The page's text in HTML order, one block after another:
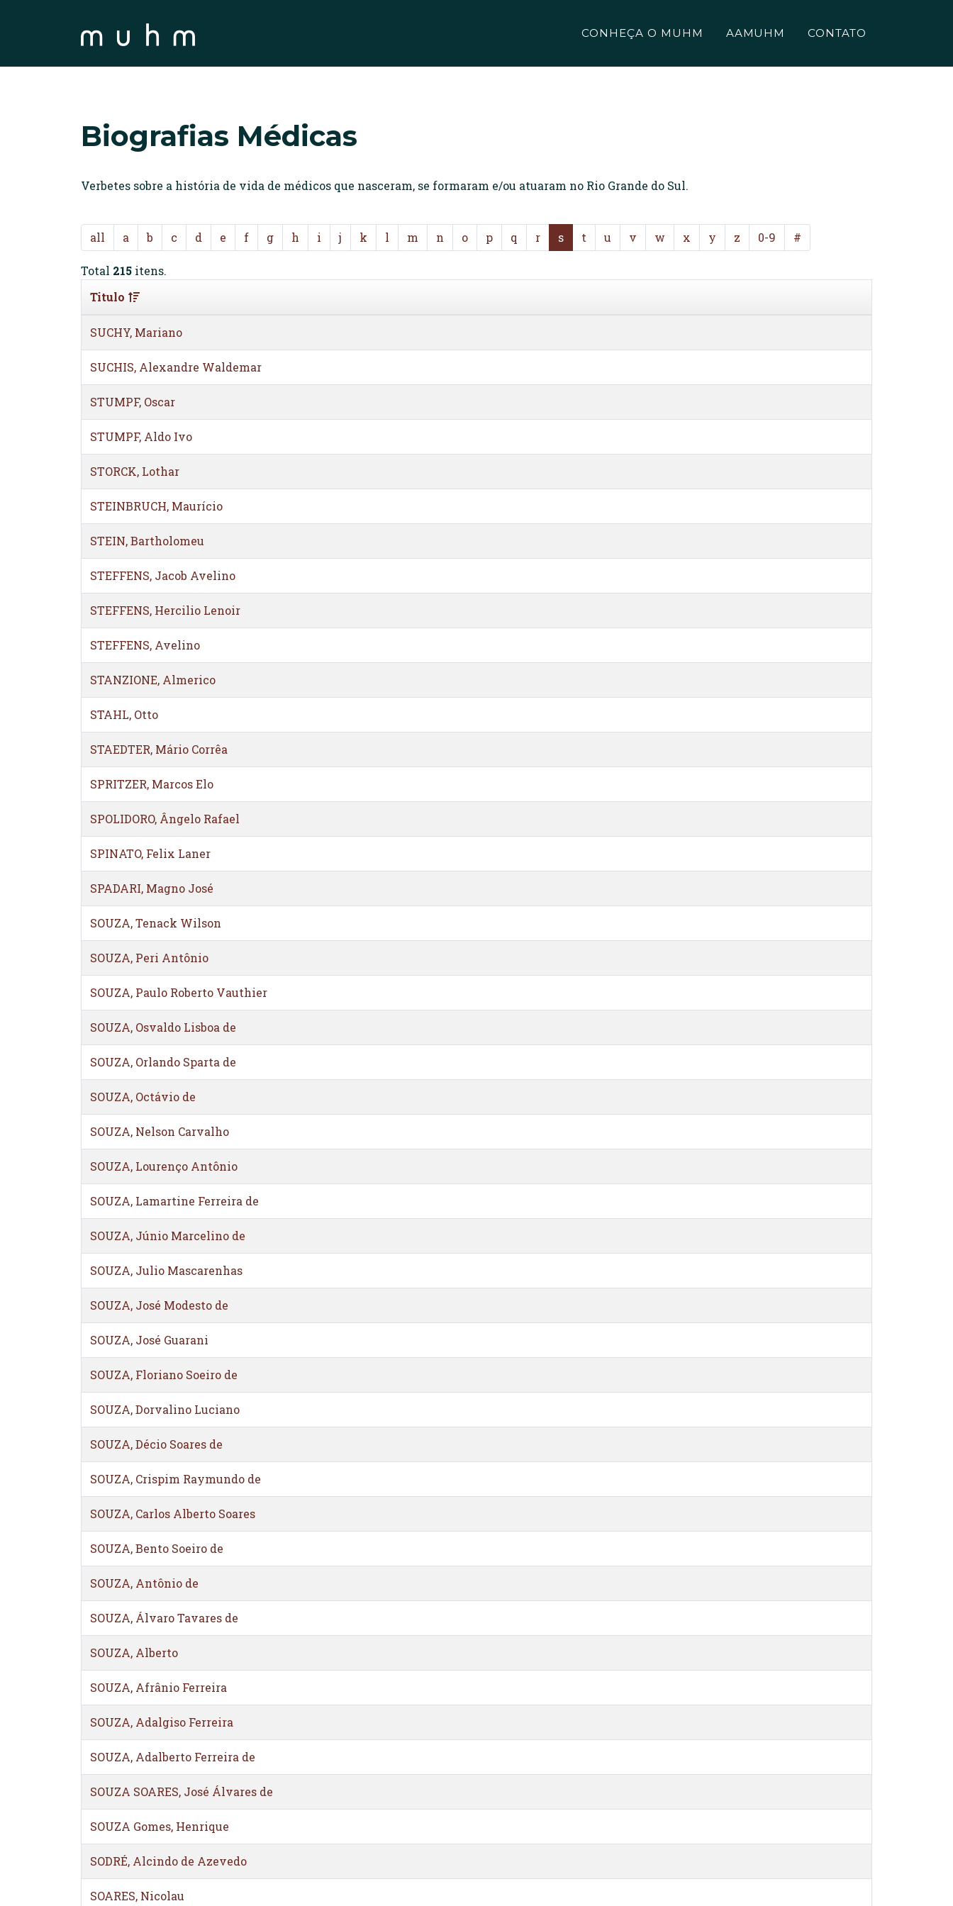
CONHEÇA O MUHM AAMUHM CONTATO
Biografias Médicas
Verbetes sobre a história de vida de médicos que nasceram, se formaram e/ou atuaram no Rio Grande do Sul.
all a b c d e f g h i j k l m n o p q r s t u v w x y z 0-9 #
Total 215 itens.
Titulo
SUCHY, Mariano
SUCHIS, Alexandre Waldemar
STUMPF, Oscar
STUMPF, Aldo Ivo
STORCK, Lothar
STEINBRUCH, Maurício
STEIN, Bartholomeu
STEFFENS, Jacob Avelino
STEFFENS, Hercilio Lenoir
STEFFENS, Avelino
STANZIONE, Almerico
STAHL, Otto
STAEDTER, Mário Corrêa
SPRITZER, Marcos Elo
SPOLIDORO, Ângelo Rafael
SPINATO, Felix Laner
SPADARI, Magno José
SOUZA, Tenack Wilson
SOUZA, Peri Antônio
SOUZA, Paulo Roberto Vauthier
SOUZA, Osvaldo Lisboa de
SOUZA, Orlando Sparta de
SOUZA, Octávio de
SOUZA, Nelson Carvalho
SOUZA, Lourenço Antônio
SOUZA, Lamartine Ferreira de
SOUZA, Júnio Marcelino de
SOUZA, Julio Mascarenhas
SOUZA, José Modesto de
SOUZA, José Guarani
SOUZA, Floriano Soeiro de
SOUZA, Dorvalino Luciano
SOUZA, Décio Soares de
SOUZA, Crispim Raymundo de
SOUZA, Carlos Alberto Soares
SOUZA, Bento Soeiro de
SOUZA, Antônio de
SOUZA, Álvaro Tavares de
SOUZA, Alberto
SOUZA, Afrânio Ferreira
SOUZA, Adalgiso Ferreira
SOUZA, Adalberto Ferreira de
SOUZA SOARES, José Álvares de
SOUZA Gomes, Henrique
SODRÉ, Alcindo de Azevedo
SOARES, Nicolau